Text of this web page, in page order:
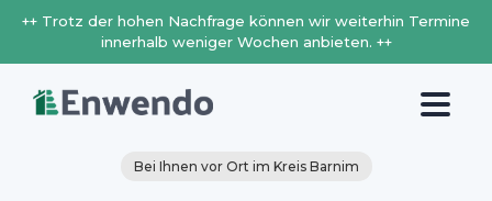
++ Trotz der hohen Nachfrage können wir weiterhin Termine
innerhalb weniger Wochen anbieten. ++
Bei Ihnen vor Ort im Kreis Barnim